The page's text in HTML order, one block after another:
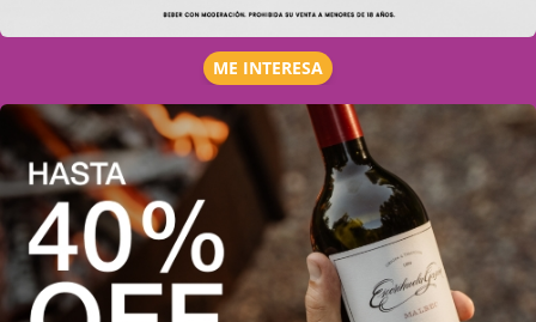
ME INTERESA